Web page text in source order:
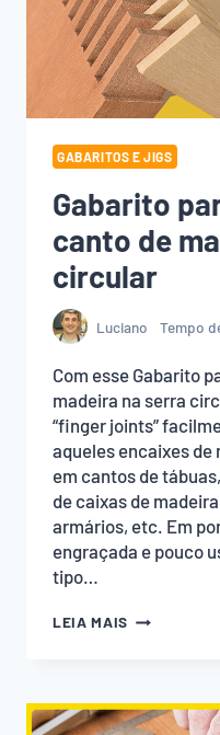
GABARITOS E JIGS
Gabarito
canto de
circular
Luciano Tempo
Com esse Gabarito
madeira na serra
“finger joints”
aqueles encaixes
em cantos de
de caixas de
armários, etc. Em
engraçada e pouco
tipo…
LEIA MAIS GABARITO
CANTO
DE